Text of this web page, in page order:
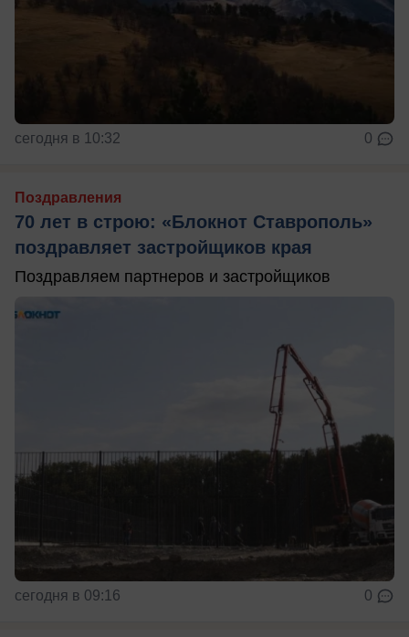
сегодня в 10:32 0
Поздравления
70 лет в строю: «Блокнот Ставрополь»
поздравляет застройщиков края
Поздравляем партнеров и застройщиков
сегодня в 09:16 0